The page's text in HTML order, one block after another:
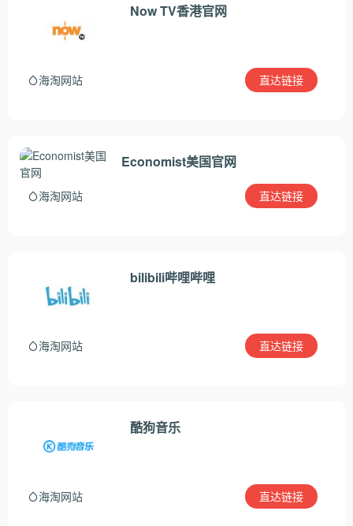
Now TV香港官网
海淘网站 直达链接
Economist美国官网
海淘网站 直达链接
bilibili哔哩哔哩
海淘网站 直达链接
酷狗音乐
海淘网站 直达链接